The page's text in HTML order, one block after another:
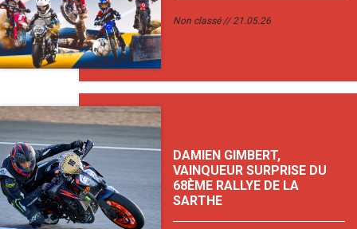
Non classé 21.05.26
DAMIEN GIMBERT,
VAINQUEUR SURPRISE DU
68ÈME RALLYE DE LA
SARTHE